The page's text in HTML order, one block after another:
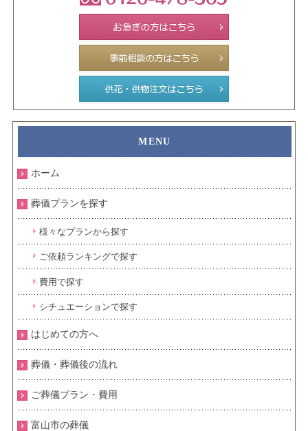
ホーム
葬儀プランを探す
様々なプランから探す
ご依頼ランキングで探す
費用で探す
シチュエーションで探す
はじめての方へ
葬儀・葬儀後の流れ
ご葬儀プラン・費用
富山市の葬儀